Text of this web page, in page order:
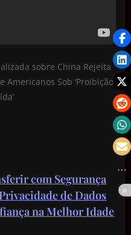
sobre China Rejeita
Americanos Sob ‘Proibição
com Segurança
de Dados
na Melhor Idade